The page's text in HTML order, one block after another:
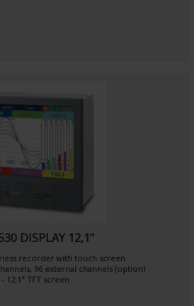
DISPLAY 12,1"
recorder with touch screen
96 external channels (option)
- 12.1" TFT screen